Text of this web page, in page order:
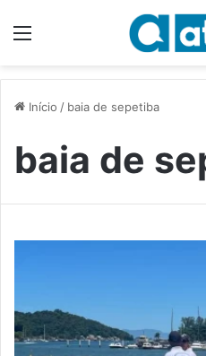
Início / baia de sepetiba
baia de